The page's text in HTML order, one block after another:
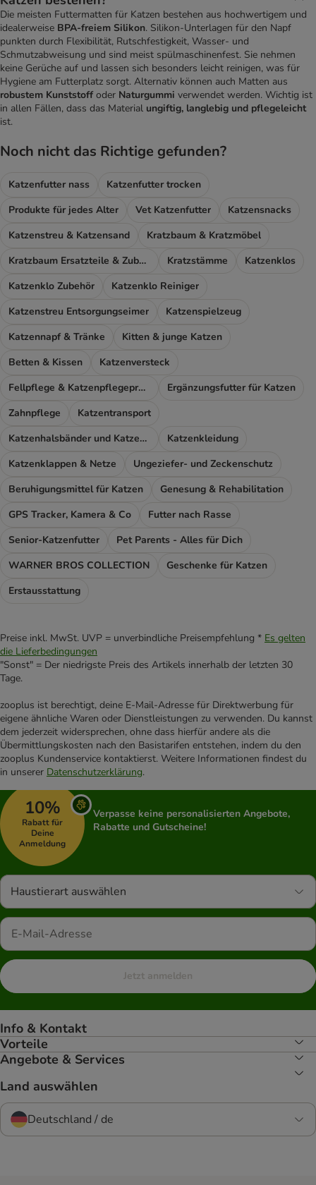
Die meisten Futtermatten für Katzen bestehen aus hochwertigem und
idealerweise BPA-freiem Silikon. Silikon-Unterlagen für den Napf
punkten durch Flexibilität, Rutschfestigkeit, Wasser- und
Schmutzabweisung und sind meist spülmaschinenfest. Sie nehmen
keine Gerüche auf und lassen sich besonders leicht reinigen, was für
Hygiene am Futterplatz sorgt. Alternativ können auch Matten aus
robustem Kunststoffoder Naturgummi verwendet werden. Wichtig ist
in allen Fällen, dass das Material ungiftig, langlebig und pflegeleicht
ist.
Noch nicht das Richtige gefunden?
Katzenfutter nass
Katzenfutter trocken
Produkte für jedes Alter
Vet Katzenfutter
Katzensnacks
Katzenstreu & Katzensand
Kratzbaum & Kratzmöbel
Kratzbaum Ersatzteile & Zubehör
Kratzstämme
Katzenklos
Katzenklo Zubehör
Katzenklo Reiniger
Katzenstreu Entsorgungseimer
Katzenspielzeug
Katzennapf & Tränke
Kitten & junge Katzen
Betten & Kissen
Katzenversteck
Fellpflege & Katzenpflegeprodukte
Ergänzungsfutter für Katzen
Zahnpflege
Katzentransport
Katzenhalsbänder und Katzengeschirr
Katzenkleidung
Katzenklappen & Netze
Ungeziefer- und Zeckenschutz
Beruhigungsmittel für Katzen
Genesung & Rehabilitation
GPS Tracker, Kamera & Co
Futter nach Rasse
Senior-Katzenfutter
Pet Parents - Alles für Dich
WARNER BROS COLLECTION
Geschenke für Katzen
Erstausstattung
Preise inkl. MwSt. UVP = unverbindliche Preisempfehlung * Es gelten
die Lieferbedingungen
"Sonst" = Der niedrigste Preis des Artikels innerhalb der letzten 30
Tage.
zooplus ist berechtigt, deine E-Mail-Adresse für Direktwerbung für
eigene ähnliche Waren oder Dienstleistungen zu verwenden. Du kannst
dem jederzeit widersprechen, ohne dass hierfür andere als die
Übermittlungskosten nach den Basistarifen entstehen, indem du den
zooplus Kundenservice kontaktierst. Weitere Informationen findest du
in unserer Datenschutzerklärung.
10%
Rabatt für
Deine
Anmeldung
Verpasse keine personalisierten Angebote,
Rabatte und Gutscheine!
Haustierart auswählen
Jetzt anmelden
Info & Kontakt
Vorteile
Angebote & Services
Land auswählen
Deutschland / de